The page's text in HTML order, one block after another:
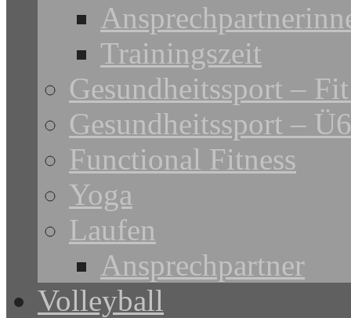
Trainingszeit
Gesundheitssport –
Gesundheitssport –
Functional Fitness
Yoga
Laufen
Ansprechpartner
Volleyball